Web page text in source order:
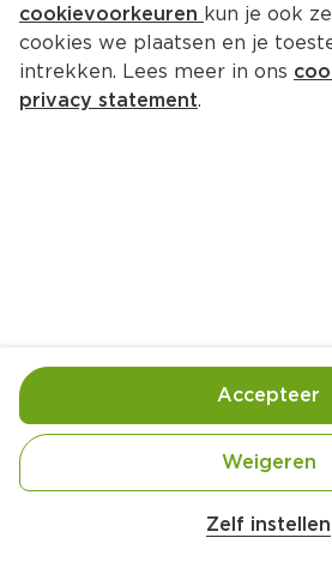
PLUS Kipfilet pittig
Per 125 gram  (per kilo €22.32)
Handige informatie over dit
Beter Leven 1 Ster
Nutri-Score D
cookievoorkeuren kun je ook
cookies we plaatsen en je
intrekken. Lees meer in ons
privacy statement.
Zelf instellen
Weigeren
Accepteer